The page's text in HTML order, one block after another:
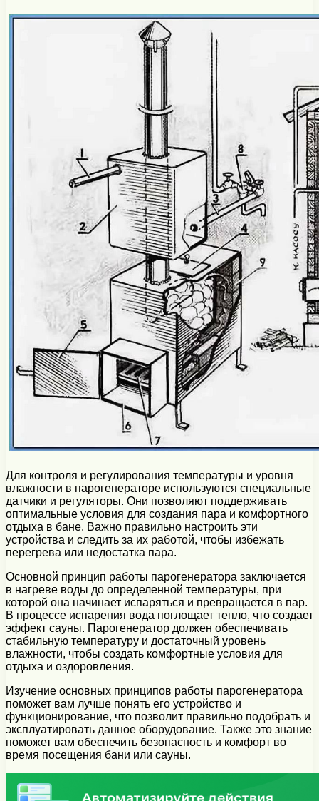
Для контроля и регулирования температуры и уровня
влажности в парогенераторе используются специальные
датчики и регуляторы. Они позволяют поддерживать
оптимальные условия для создания пара и комфортного
отдыха в бане. Важно правильно настроить эти
устройства и следить за их работой, чтобы избежать
перегрева или недостатка пара.
Основной принцип работы парогенератора заключается
в нагреве воды до определенной температуры, при
которой она начинает испаряться и превращается в пар.
В процессе испарения вода поглощает тепло, что создает
эффект сауны. Парогенератор должен обеспечивать
стабильную температуру и достаточный уровень
влажности, чтобы создать комфортные условия для
отдыха и оздоровления.
Изучение основных принципов работы парогенератора
поможет вам лучше понять его устройство и
функционирование, что позволит правильно подобрать и
эксплуатировать данное оборудование. Также это знание
поможет вам обеспечить безопасность и комфорт во
время посещения бани или сауны.